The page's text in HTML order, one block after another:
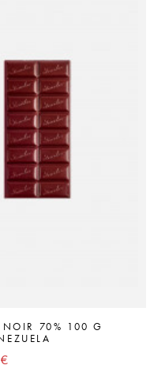
NOIR 70% 100 G